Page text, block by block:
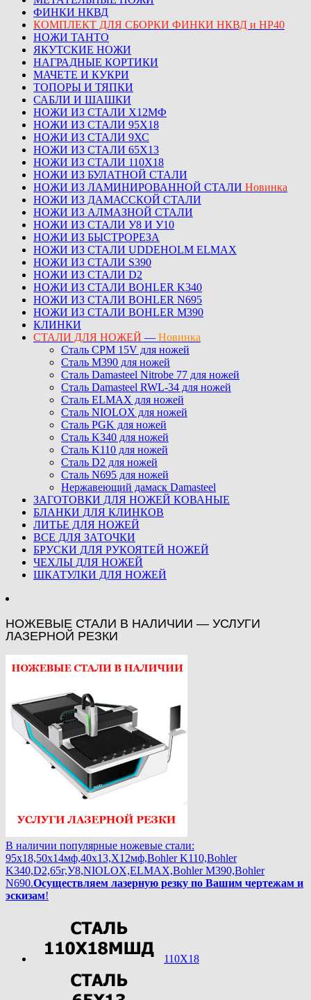
ФИНКИ НКВД
КОМПЛЕКТ ДЛЯ СБОРКИ ФИНКИ НКВД и НР40
НОЖИ ТАНТО
ЯКУТСКИЕ НОЖИ
НАГРАДНЫЕ КОРТИКИ
МАЧЕТЕ И КУКРИ
ТОПОРЫ И ТЯПКИ
САБЛИ И ШАШКИ
НОЖИ ИЗ СТАЛИ Х12МФ
НОЖИ ИЗ СТАЛИ 95Х18
НОЖИ ИЗ СТАЛИ 9ХС
НОЖИ ИЗ СТАЛИ 65Х13
НОЖИ ИЗ СТАЛИ 110Х18
НОЖИ ИЗ БУЛАТНОЙ СТАЛИ
НОЖИ ИЗ ЛАМИНИРОВАННОЙ СТАЛИ Новинка
НОЖИ ИЗ ДАМАССКОЙ СТАЛИ
НОЖИ ИЗ АЛМАЗНОЙ СТАЛИ
НОЖИ ИЗ СТАЛИ У8 И У10
НОЖИ ИЗ БЫСТРОРЕЗА
НОЖИ ИЗ СТАЛИ UDDEHOLM ELMAX
НОЖИ ИЗ СТАЛИ S390
НОЖИ ИЗ СТАЛИ D2
НОЖИ ИЗ СТАЛИ BOHLER K340
НОЖИ ИЗ СТАЛИ BOHLER N695
НОЖИ ИЗ СТАЛИ BOHLER M390
КЛИНКИ
СТАЛИ ДЛЯ НОЖЕЙ — Новинка
Сталь CPM 15V для ножей
Сталь M390 для ножей
Сталь Damasteel Nitrobe 77 для ножей
Сталь Damasteel RWL-34 для ножей
Сталь ELMAX для ножей
Сталь NIOLOX для ножей
Сталь PGK для ножей
Сталь K340 для ножей
Сталь K110 для ножей
Сталь D2 для ножей
Сталь N695 для ножей
Нержавеющий дамаск Damasteel
ЗАГОТОВКИ ДЛЯ НОЖЕЙ КОВАНЫЕ
БЛАНКИ ДЛЯ КЛИНКОВ
ЛИТЬЕ ДЛЯ НОЖЕЙ
ВСЕ ДЛЯ ЗАТОЧКИ
БРУСКИ ДЛЯ РУКОЯТЕЙ НОЖЕЙ
ЧЕХЛЫ ДЛЯ НОЖЕЙ
ШКАТУЛКИ ДЛЯ НОЖЕЙ
НОЖЕВЫЕ СТАЛИ В НАЛИЧИИ — УСЛУГИ
ЛАЗЕРНОЙ РЕЗКИ
В наличии популярные ножевые стали:
95х18,50х14мф,40х13,Х12мф,Bohler K110,Bohler
K340,D2,65г,У8,NIOLOX,ELMAX,Bohler М390,Bohler
N690.Осуществляем лазерную резку по Вашим чертежам и
эскизам!
110Х18